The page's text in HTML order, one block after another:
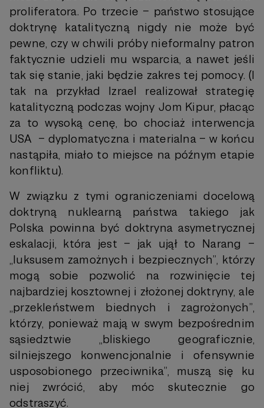
proliferatora. Po trzecie – państwo stosujące
doktrynę katalityczną nigdy nie może być
pewne, czy w chwili próby nieformalny patron
faktycznie udzieli mu wsparcia, a nawet jeśli
tak się stanie, jaki będzie zakres tej pomocy. (I
tak na przykład Izrael realizował strategię
katalityczną podczas wojny Jom Kipur, płacąc
za to wysoką cenę, bo chociaż interwencja
USA – dyplomatyczna i materialna – w końcu
nastąpiła, miało to miejsce na późnym etapie
konfliktu).
W związku z tymi ograniczeniami docelową
doktryną nuklearną państwa takiego jak
Polska powinna być doktryna asymetrycznej
eskalacji, która jest – jak ujął to Narang –
„luksusem zamożnych i bezpiecznych”, którzy
mogą sobie pozwolić na rozwinięcie tej
najbardziej kosztownej i złożonej doktryny, ale
„przekleństwem biednych i zagrożonych”,
którzy, ponieważ mają w swym bezpośrednim
sąsiedztwie „bliskiego geograficznie,
silniejszego konwencjonalnie i ofensywnie
usposobionego przeciwnika”, muszą się ku
niej zwrócić, aby móc skutecznie go
odstraszyć.